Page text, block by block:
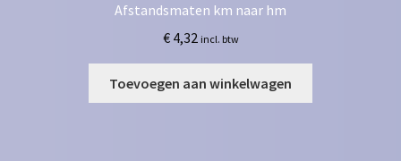
Afstandsmaten km naar hm
€4,32 incl. btw
Toevoegen aan winkelwagen